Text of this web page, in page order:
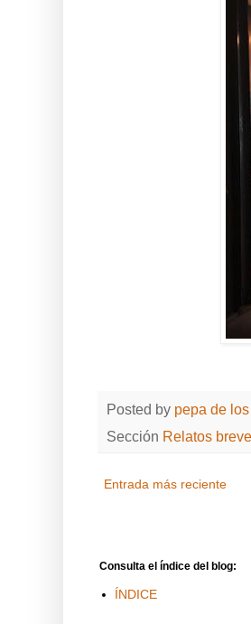
Posted by pepa de
Sección Relatos
Entrada más reciente
Consulta el índice del blog:
ÍNDICE